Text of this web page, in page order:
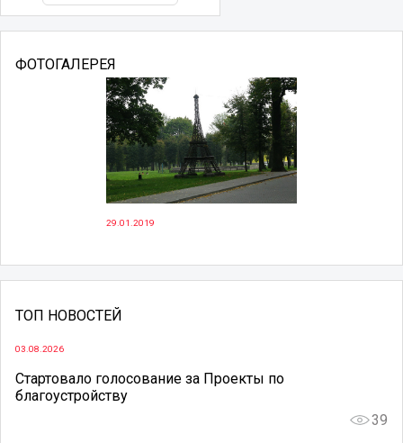
ФОТОГАЛЕРЕЯ
29.01.2019
ТОП НОВОСТЕЙ
03.08.2026
Стартовало голосование за Проекты по
благоустройству
39